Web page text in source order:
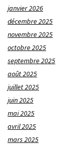
janvier 2026
décembre 2025
novembre 2025
octobre 2025
septembre 2025
août 2025
juillet 2025
juin 2025
mai 2025
avril 2025
mars 2025